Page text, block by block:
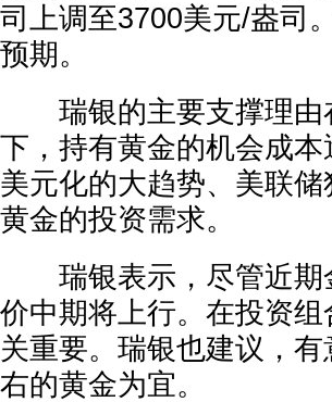
司上调至3700美元/盎司
预期。
瑞银的主要支撑理由
下，持有黄金的机会成
美元化的大趋势、美联
黄金的投资需求。
瑞银表示，尽管近期
价中期将上行。在投资
关重要。瑞银也建议，
右的黄金为宜。